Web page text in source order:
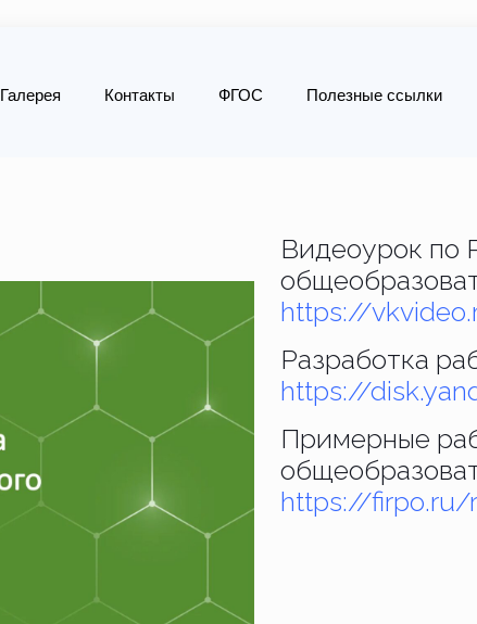
Галерея Контакты ФГОС Полезные ссылки
Видеоурок по
https://
Разработка
https://
Примерные
https://